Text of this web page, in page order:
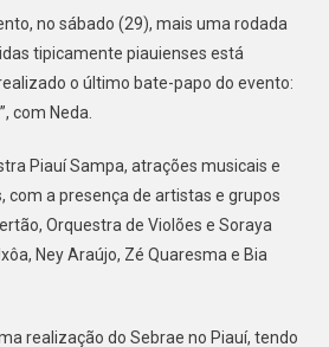
no sábado (29), mais uma rodada
tipicamente piauienses está
o último bate-papo do evento:
com Neda.
Piauí Sampa, atrações musicais e
com a presença de artistas e grupos
Orquestra de Violões e Soraya
Ney Araújo, Zé Quaresma e Bia
realização do Sebrae no Piauí, tendo